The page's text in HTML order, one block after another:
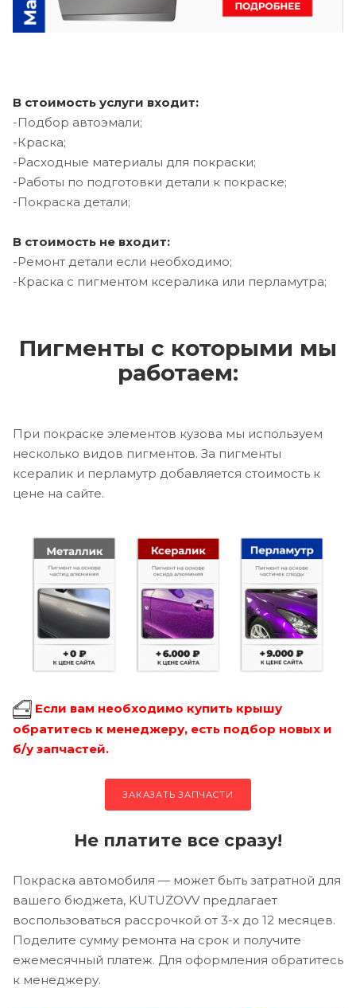
В стоимость услуги входит:
-Подбор автоэмали;
-Краска;
-Расходные материалы для покраски;
-Работы по подготовки детали к покраске;
-Покраска детали;
В стоимость не входит:
-Ремонт детали если необходимо;
-Краска с пигментом ксералика или перламутра;
Пигменты с которыми мы
работаем:
При покраске элементов кузова мы используем
несколько видов пигментов. За пигменты
ксералик и перламутр добавляется стоимость к
цене на сайте.
Если вам необходимо купить крышу
обратитесь к менеджеру, есть подбор новых и
б/у запчастей.
ЗАКАЗАТЬ ЗАПЧАСТИ
Не платите все сразу!
Покраска автомобиля — может быть затратной для
вашего бюджета, KUTUZOVV предлагает
воспользоваться рассрочкой от 3-х до 12 месяцев.
Поделите сумму ремонта на срок и получите
ежемесячный платеж. Для оформления обратитесь
к менеджеру.